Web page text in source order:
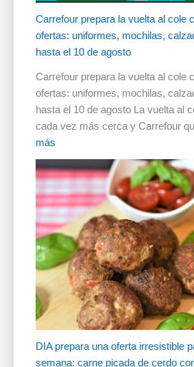
Carrefour prepara la vuelta al cole
ofertas: uniformes, mochilas,
hasta el 10 de agosto
Carrefour prepara la vuelta al cole
ofertas: uniformes, mochilas,
hasta el 10 de agosto La vuelta al
cada vez más cerca y Carrefour
más
DIA prepara una oferta irresistible
semana: carne picada de cerdo